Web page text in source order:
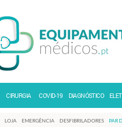
CIRURGIA COVID-19 DIAGNÓSTICO
LOJA EMERGÊNCIA DESFIBRILADORES PAR